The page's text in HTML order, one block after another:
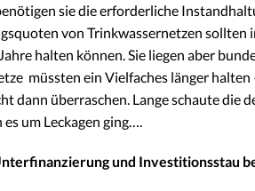
sie die erforderliche
von Trinkwassernetzen sollten
halten können. Sie liegen aber
müssten ein Vielfaches länger
dann überraschen. Lange schaute
es um Leckagen ging….
und Investitionsstau